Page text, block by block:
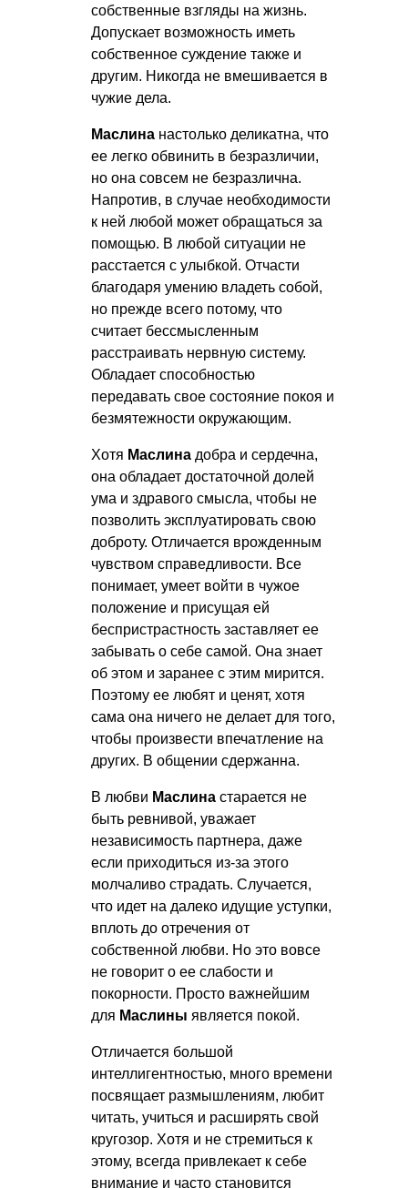
собственные взгляды на жизнь.
Допускает возможность иметь
собственное суждение также и
другим. Никогда не вмешивается в
чужие дела.
Маслина настолько деликатна, что
ее легко обвинить в безразличии,
но она совсем не безразлична.
Напротив, в случае необходимости
к ней любой может обращаться за
помощью. В любой ситуации не
расстается с улыбкой. Отчасти
благодаря умению владеть собой,
но прежде всего потому, что
считает бессмысленным
расстраивать нервную систему.
Обладает способностью
передавать свое состояние покоя и
безмятежности окружающим.
Хотя Маслина добра и сердечна,
она обладает достаточной долей
ума и здравого смысла, чтобы не
позволить эксплуатировать свою
доброту. Отличается врожденным
чувством справедливости. Все
понимает, умеет войти в чужое
положение и присущая ей
беспристрастность заставляет ее
забывать о себе самой. Она знает
об этом и заранее с этим мирится.
Поэтому ее любят и ценят, хотя
сама она ничего не делает для того,
чтобы произвести впечатление на
других. В общении сдержанна.
В любви Маслина старается не
быть ревнивой, уважает
независимость партнера, даже
если приходиться из-за этого
молчаливо страдать. Случается,
что идет на далеко идущие уступки,
вплоть до отречения от
собственной любви. Но это вовсе
не говорит о ее слабости и
покорности. Просто важнейшим
для Маслины является покой.
Отличается большой
интеллигентностью, много времени
посвящает размышлениям, любит
читать, учиться и расширять свой
кругозор. Хотя и не стремиться к
этому, всегда привлекает к себе
внимание и часто становится